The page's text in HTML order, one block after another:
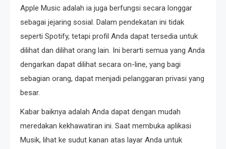
Apple Music adalah ia juga berfungsi secara longgar
sebagai jejaring sosial. Dalam pendekatan ini tidak
seperti Spotify, tetapi profil Anda dapat tersedia untuk
dilihat dan dilihat orang lain. Ini berarti semua yang Anda
dengarkan dapat dilihat secara on-line, yang bagi
sebagian orang, dapat menjadi pelanggaran privasi yang
besar.
Kabar baiknya adalah Anda dapat dengan mudah
meredakan kekhawatiran ini. Saat membuka aplikasi
Musik, lihat ke sudut kanan atas layar Anda untuk